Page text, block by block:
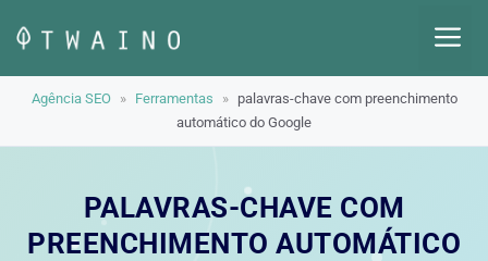
para
o
conteúdo
Agência SEO » Ferramentas »
palavras-chave com preenchimento
automático do Google
PALAVRAS-CHAVE COM
PREENCHIMENTO AUTOMÁTICO